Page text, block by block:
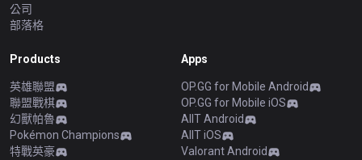
公司
部落格
Products
英雄聯盟
聯盟戰棋
幻獸帕魯
Pokémon Champions
特戰英豪
Apps
OP.GG for Mobile Android
OP.GG for Mobile iOS
AllT Android
AllT iOS
Valorant Android